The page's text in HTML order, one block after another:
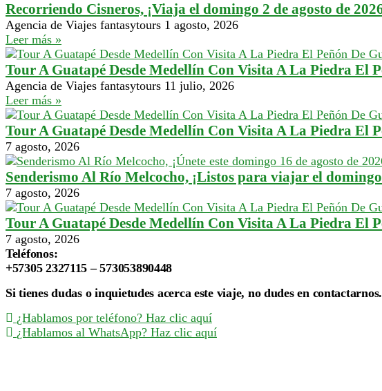
Recorriendo Cisneros, ¡Viaja el domingo 2 de agosto de
Agencia de Viajes fantasytours 1 agosto, 2026
Leer más »
Tour A Guatapé Desde Medellín Con Visita A La Piedra El
Agencia de Viajes fantasytours 11 julio, 2026
Leer más »
Tour A Guatapé Desde Medellín Con Visita A La Piedra El
7 agosto, 2026
Senderismo Al Río Melcocho, ¡Listos para viajar el
7 agosto, 2026
Tour A Guatapé Desde Medellín Con Visita A La Piedra El
7 agosto, 2026
Teléfonos:
+57305 2327115 – 573053890448
Si tienes dudas o inquietudes acerca este viaje, no dudes en contactarnos.
¿Hablamos por teléfono? Haz clic aquí
¿Hablamos al WhatsApp? Haz clic aquí